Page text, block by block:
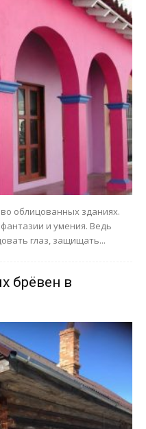
облицованных зданиях.
и умения. Ведь
глаз, защищать...
брёвен в